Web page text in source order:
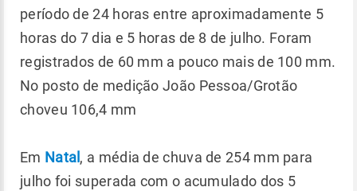
período de 24 horas entre aproximadamente 5
horas do 7 dia e 5 horas de 8 de julho. Foram
registrados de 60 mm a pouco mais de 100 mm.
No posto de medição João Pessoa/Grotão
choveu 106,4 mm
Em Natal , a média de chuva de 254 mm para
julho foi superada com o acumulado dos 5